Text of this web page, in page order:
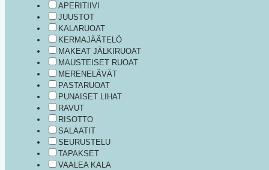
APERITIIVI
JUUSTOT
KALARUOAT
KERMAJÄÄTELÖ
MAKEAT JÄLKIRUOAT
MAUSTEISET RUOAT
MERENELÄVÄT
PASTARUOAT
PUNAISET LIHAT
RAVUT
RISOTTO
SALAATIT
SEURUSTELU
TAPAKSET
VAALEA KALA